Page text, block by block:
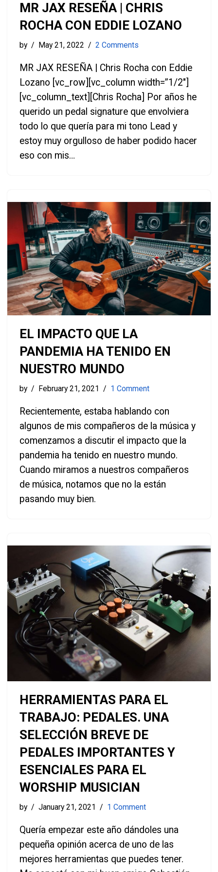
MR JAX RESEÑA | CHRIS
ROCHA CON EDDIE LOZANO
by May 21, 2022 2 Comments
MR JAX RESEÑA | Chris Rocha con Eddie
Lozano [vc_row][vc_column width=”1/2″]
[vc_column_text][Chris Rocha] Por años he
querido un pedal signature que envolviera
todo lo que quería para mi tono Lead y
estoy muy orgulloso de haber podido hacer
eso con mis…
EL IMPACTO QUE LA
PANDEMIA HA TENIDO EN
NUESTRO MUNDO
by February 21, 2021 1 Comment
Recientemente, estaba hablando con
algunos de mis compañeros de la música y
comenzamos a discutir el impacto que la
pandemia ha tenido en nuestro mundo.
Cuando miramos a nuestros compañeros
de música, notamos que no la están
pasando muy bien.
HERRAMIENTAS PARA EL
TRABAJO: PEDALES. UNA
SELECCIÓN BREVE DE
PEDALES IMPORTANTES Y
ESENCIALES PARA EL
WORSHIP MUSICIAN
by January 21, 2021 1 Comment
Quería empezar este año dándoles una
pequeña opinión acerca de uno de las
mejores herramientas que puedes tener.